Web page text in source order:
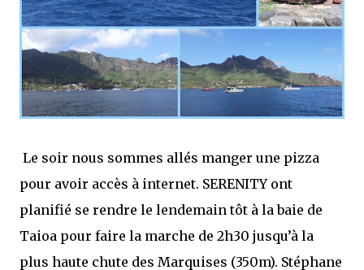
Le soir nous sommes allés manger une pizza
pour avoir accès à internet. SERENITY ont
planifié se rendre le lendemain tôt à la baie de
Taioa pour faire la marche de 2h30 jusqu’à la
plus haute chute des Marquises (350m). Stéphane